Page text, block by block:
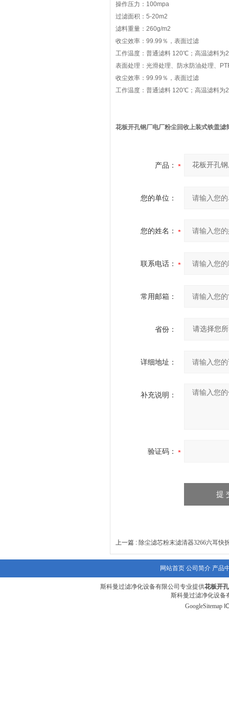
操作压力：100mpa
过滤面积：5-20m2
滤料重量：260g/m2
收尘效率：99.99％，表面过滤
工作温度：普通滤料 120℃；高温滤料为
表面处理：光滑处理、防水防油处理、
收尘效率：99.99％，表面过滤
工作温度：普通滤料 120℃；高温滤料为
花板开孔钢厂电厂粉尘回收上装式铁盖滤
产品：
您的单位：
您的姓名：
联系电话：
常用邮箱：
省份：
详细地址：
补充说明：
验证码：
上一篇 : 除尘滤芯粉末滤清器3266六耳快
网站首页 公司简介 产品
斯科曼过滤净化设备有限公司专业提供花板开
斯科曼过滤净化设备
GoogleSitemap